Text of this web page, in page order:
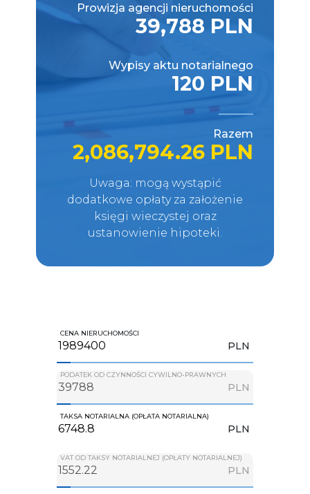
Prowizja agencji nieruchomości
39,788 PLN
Wypisy aktu notarialnego
120 PLN
Razem
2,086,794.26 PLN
Uwaga: mogą wystąpić
dodatkowe opłaty za założenie
księgi wieczystej oraz
ustanowienie hipoteki.
CENA NIERUCHOMOŚCI
PLN
PODATEK OD CZYNNOŚCI CYWILNO-PRAWNYCH
PLN
TAKSA NOTARIALNA (OPŁATA NOTARIALNA)
PLN
VAT OD TAKSY NOTARIALNEJ (OPŁATY NOTARIALNEJ)
PLN